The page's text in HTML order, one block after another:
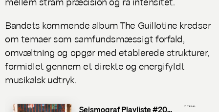
Bandets kommende albumThe Guillotine kredser
om temaer som samfundsmæssigt forfald,
omvæltning og opgør med etablerede strukturer,
formidlet gennem et direkte og energifyldt
musikalsk udtryk.